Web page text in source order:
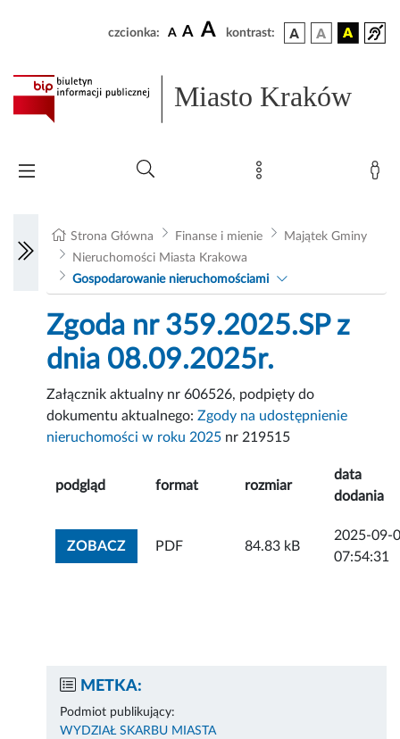
czcionka: A A A kontrast:
Miasto Kraków
Strona Główna Finanse i mienie
Majątek Gminy
Nieruchomości Miasta Krakowa
Gospodarowanie nieruchomościami
Zgoda nr 359.2025.SP z
dnia 08.09.2025r.
Załącznik aktualny nr 606526, podpięty do
dokumentu aktualnego:Zgody na udostępnienie
nieruchomości w roku 2025 nr 219515
podgląd format rozmiar
data
dodania
ZOBACZZOBACZ ZAŁĄCZNIK
PDF 84.83 kB
2025-09-
07:54:31
METKA:
Podmiot publikujący:
WYDZIAŁ SKARBU MIASTA